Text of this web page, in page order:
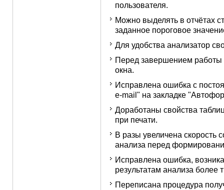
пользователя.
Можно выделять в отчётах
заданное пороговое
Для удобства анализатор
Перед завершением работы
окна.
Исправлена ошибка с
e-mail" на закладке
Доработаны свойства
при печати.
В разы увеличена скорость
анализа перед
Исправлена ошибка,
результатам анализа более
Переписана процедура